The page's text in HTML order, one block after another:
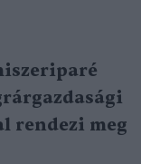
rendezi meg